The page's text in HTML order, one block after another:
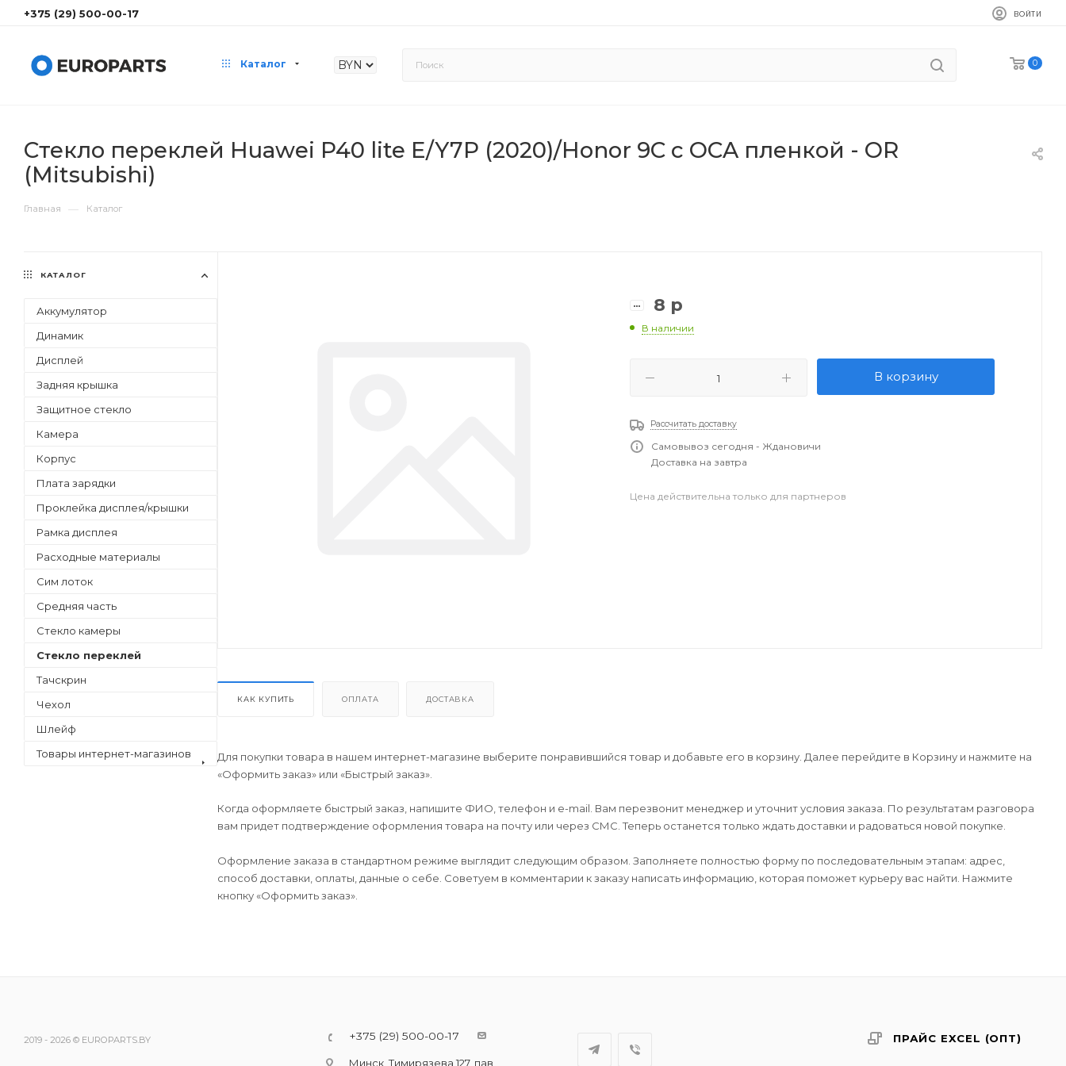
+375 (29) 500-00-17 ВОЙТИ
Каталог 0
Стекло переклей Huawei P40 lite E/Y7P (2020)/Honor 9C с OCA пленкой - OR
(Mitsubishi)
Главная — Каталог
8 р
В наличии
В корзину
Рассчитать доставку
Самовывоз сегодня - Ждановичи
Доставка на завтра
Цена действительна только для партнеров
КАК КУПИТЬ ОПЛАТА ДОСТАВКА
Для покупки товара в нашем интернет-магазине выберите понравившийся товар и добавьте его в корзину. Далее перейдите в Корзину и нажмите на
«Оформить заказ» или «Быстрый заказ».
Когда оформляете быстрый заказ, напишите ФИО, телефон и e-mail. Вам перезвонит менеджер и уточнит условия заказа. По результатам разговора
вам придет подтверждение оформления товара на почту или через СМС. Теперь останется только ждать доставки и радоваться новой покупке.
Оформление заказа в стандартном режиме выглядит следующим образом. Заполняете полностью форму по последовательным этапам: адрес,
способ доставки, оплаты, данные о себе. Советуем в комментарии к заказу написать информацию, которая поможет курьеру вас найти. Нажмите
кнопку «Оформить заказ».
КАТАЛОГ
Аккумулятор
Динамик
Дисплей
Задняя крышка
Защитное стекло
Камера
Корпус
Плата зарядки
Проклейка дисплея/крышки
Рамка дисплея
Расходные материалы
Сим лоток
Средняя часть
Стекло камеры
Стекло переклей
Тачскрин
Чехол
Шлейф
Товары интернет-магазинов
2019 - 2026 © EUROPARTS.BY +375 (29) 500-00-17
Минск, Тимирязева 127, пав
ПРАЙС EXCEL (ОПТ)